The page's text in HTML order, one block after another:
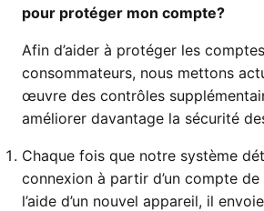
pour protéger mon compte?
Afin d’aider à protéger les
consommateurs, nous mettons
œuvre des contrôles
améliorer davantage la sécurité
Chaque fois que notre système
connexion à partir d’un compte
l’aide d’un nouvel appareil, il